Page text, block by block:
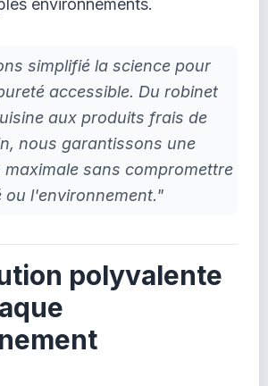
simplifié la science pour
accessible. Du robinet
aux produits frais de
nous garantissons une
sans compromettre
ou l'environnement."
polyvalente